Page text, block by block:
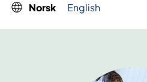
Norsk English